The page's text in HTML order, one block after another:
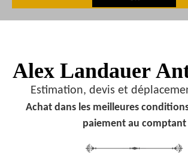
Alex Landauer
Estimation, devis et
Achat dans les meilleures
paiement au comptant